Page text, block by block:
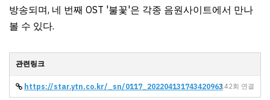
방송되며, 네 번째 OST '불꽃'은 각종 음원사이트에서 만나
볼 수 있다.
관련링크
https://star.ytn.co.kr/_sn/0117_202204131743420963142회 연결